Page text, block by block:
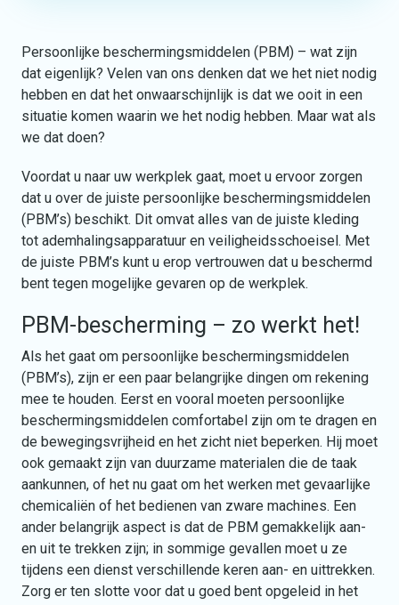
Persoonlijke beschermingsmiddelen (PBM) – wat zijn
dat eigenlijk? Velen van ons denken dat we het niet nodig
hebben en dat het onwaarschijnlijk is dat we ooit in een
situatie komen waarin we het nodig hebben. Maar wat als
we dat doen?
Voordat u naar uw werkplek gaat, moet u ervoor zorgen
dat u over de juiste persoonlijke beschermingsmiddelen
(PBM’s) beschikt. Dit omvat alles van de juiste kleding
tot ademhalingsapparatuur en veiligheidsschoeisel. Met
de juiste PBM’s kunt u erop vertrouwen dat u beschermd
bent tegen mogelijke gevaren op de werkplek.
PBM-bescherming – zo werkt het!
Als het gaat om persoonlijke beschermingsmiddelen
(PBM’s), zijn er een paar belangrijke dingen om rekening
mee te houden. Eerst en vooral moeten persoonlijke
beschermingsmiddelen comfortabel zijn om te dragen en
de bewegingsvrijheid en het zicht niet beperken. Hij moet
ook gemaakt zijn van duurzame materialen die de taak
aankunnen, of het nu gaat om het werken met gevaarlijke
chemicaliën of het bedienen van zware machines. Een
ander belangrijk aspect is dat de PBM gemakkelijk aan-
en uit te trekken zijn; in sommige gevallen moet u ze
tijdens een dienst verschillende keren aan- en uittrekken.
Zorg er ten slotte voor dat u goed bent opgeleid in het